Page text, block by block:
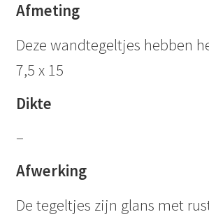
Afmeting
Deze wandtegeltjes hebben
7,5 x 15
Dikte
–
Afwerking
De tegeltjes zijn glans met